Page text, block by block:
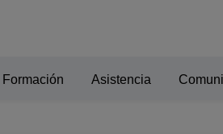
Formación Asistencia